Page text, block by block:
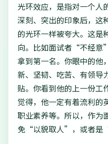
光环效应，是指对一个人
深刻、突出的印象后，这
的光环一样被夸大。这是
向。比如面试者“不经意
拿到第一名。你眼中的他
新、坚韧、吃苦、有领导
贴。你看到他的上一份工
觉得，他一定有着流利的
职业素养等。所以，作为
免“以貌取人”，或者是